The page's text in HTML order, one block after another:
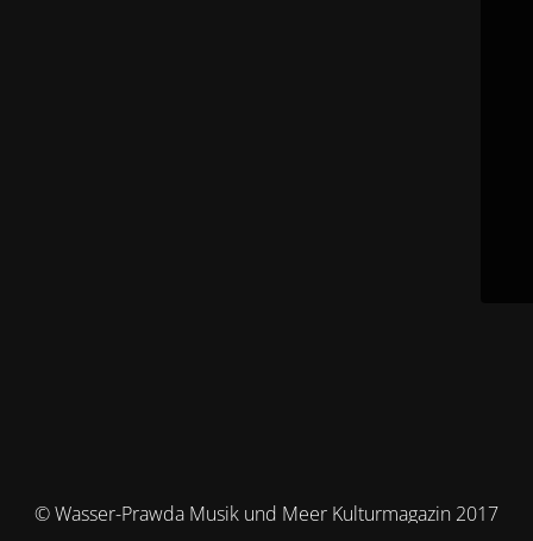
© Wasser-Prawda Musik und Meer Kulturmagazin 2017